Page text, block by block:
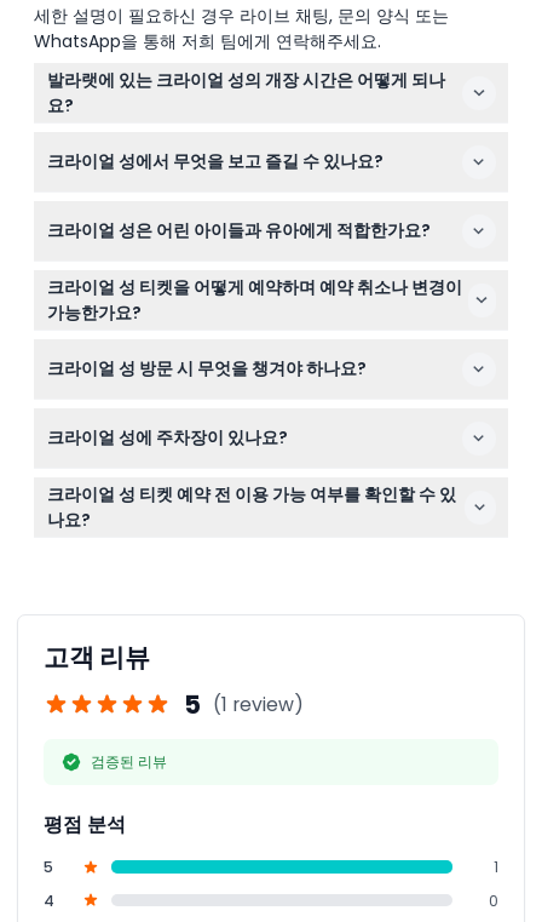
세한 설명이 필요하신 경우 라이브 채팅, 문의 양식 또는
WhatsApp을 통해 저희 팀에게 연락해주세요.
발라랫에 있는 크라이얼 성의 개장 시간은 어떻게 되나
요?
동안 매일 오전 10시부터 오후 4시까지 개장하며, 마지막
크라이얼 성에서 무엇을 보고 즐길 수 있나요?
하며, 양궁을 체험하고 기사 학교에 참여할 수 있으며, 유령
크라이얼 성은 어린 아이들과 유아에게 적합한가요?
크라이얼 성은 모든 연령을 환영하며, 4세에서 12세 아동과
13세 이상 성인에게 적합한 활동이 준비되어 있으며, 0-3세
유아도 입장 가능하지만 감독이 필요할 수 있습니다.
크라이얼 성 티켓을 어떻게 예약하며 예약 취소나 변경이
가능한가요?
습니다. 티켓은 환불이 불가하며 취소나 변경도 할 수 없다
크라이얼 성 방문 시 무엇을 챙겨야 하나요?
선 차단제를 챙기세요. 하루 종일 체험이므로 원하시면 간
있습니다.
크라이얼 성에 주차장이 있나요?
네, 크라이얼 성 방문객을 위한 현장 주차장이 있어 중세 마
을과 관광지를 쉽게 이용할 수 있습니다.
크라이얼 성 티켓 예약 전 이용 가능 여부를 확인할 수 있
나요?
고객 리뷰
5 (1 review)
검증된 리뷰
평점 분석
5
1
4
0